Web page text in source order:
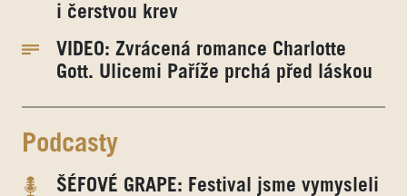
i čerstvou krev
VIDEO: Zvrácená romance Charlotte
Gott. Ulicemi Paříže prchá před láskou
Podcasty
ŠÉFOVÉ GRAPE: Festival jsme vymysleli